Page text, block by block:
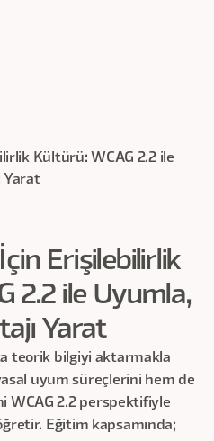
Kültürü: WCAG 2.2 ile
Yarat
Erişilebilirlik
2.2 ile Uyumla,
Yarat
teorik bilgiyi aktarmakla
uyum süreçlerini hem de
WCAG 2.2 perspektifiyle
Eğitim kapsamında;